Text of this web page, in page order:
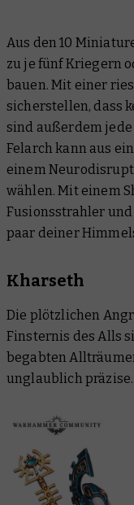
Aus den 10
zu je fünf Kriegern
bauen. Mit einer
sicherstellen, dass
sind außerdem
Felarch kann aus
einem
wählen. Mit einem
Fusionsstrahler
paar deiner
Kharseth
Die plötzlichen
Finsternis des Alls
begabten
unglaublich präzise.